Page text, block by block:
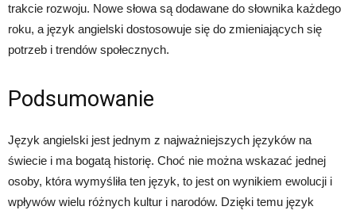
trakcie rozwoju. Nowe słowa są dodawane do słownika każdego
roku, a język angielski dostosowuje się do zmieniających się
potrzeb i trendów społecznych.
Podsumowanie
Język angielski jest jednym z najważniejszych języków na
świecie i ma bogatą historię. Choć nie można wskazać jednej
osoby, która wymyśliła ten język, to jest on wynikiem ewolucji i
wpływów wielu różnych kultur i narodów. Dzięki temu język